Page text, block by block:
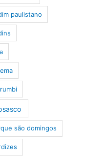
paulistano
são domingos